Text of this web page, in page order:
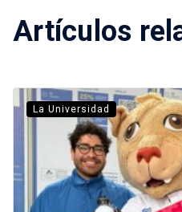
Artículos
La Universidad